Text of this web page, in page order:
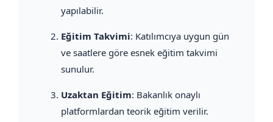
yapılabilir.
Eğitim Takvimi: Katılımcıya uygun gün
ve saatlere göre esnek eğitim takvimi
sunulur.
Uzaktan Eğitim: Bakanlık onaylı
platformlardan teorik eğitim verilir.